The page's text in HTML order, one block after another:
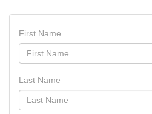
First Name
Last Name